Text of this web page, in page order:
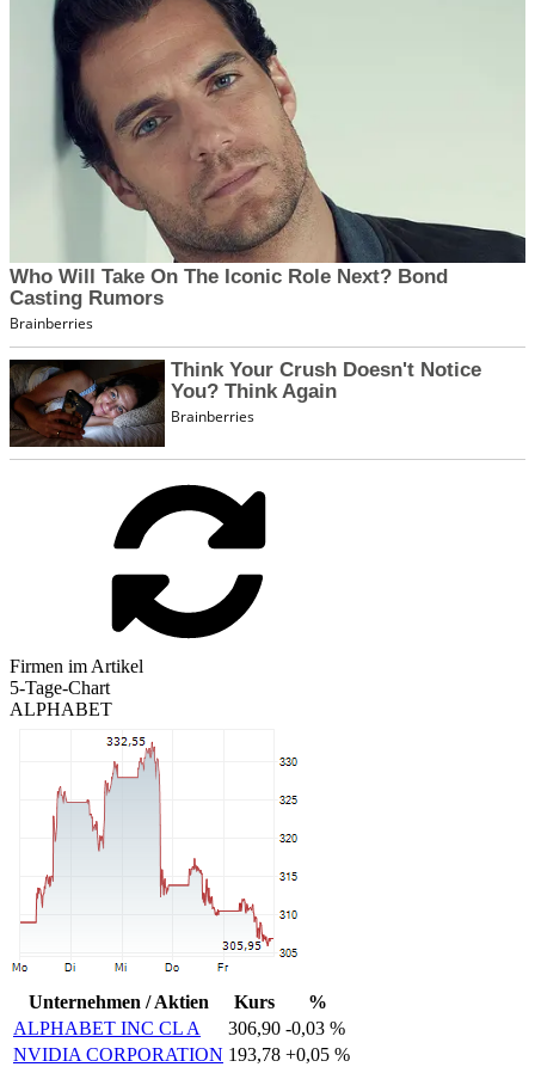
Firmen im Artikel
5-Tage-Chart
ALPHABET
Unternehmen / Aktien Kurs
%
ALPHABET INC CL A
306,90 -0,03 %
NVIDIA CORPORATION 193,78 +0,05 %